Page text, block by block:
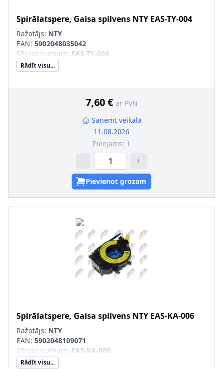
Spirālatspere, Gaisa spilvens NTY EAS-TY-004
Ražotājs: NTY
EAN: 5902048035042
Sērijas numurs: EAS-TY-004
Rādīt visu...
7,60 € ar PVN
Saņemt veikalā
11.08.2026
Pieejams: 1
- +
Pievienot grozam
Spirālatspere, Gaisa spilvens NTY EAS-KA-006
Ražotājs: NTY
EAN: 5902048109071
Sērijas numurs: EAS-KA-006
Rādīt visu...